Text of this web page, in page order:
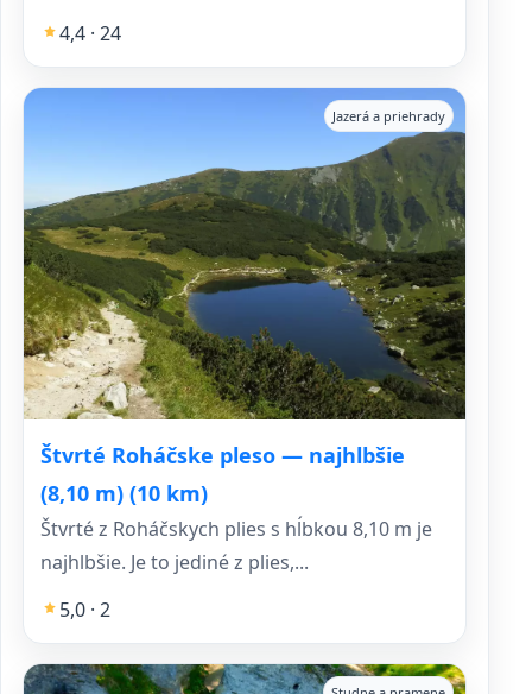
4,4 · 24
Štvrté Roháčske pleso — najhlbšie
(8,10 m) (10 km)
Jazerá a priehrady
Štvrté z Roháčskych plies s hĺbkou 8,10 m je
najhlbšie. Je to jediné z plies,...
5,0 · 2